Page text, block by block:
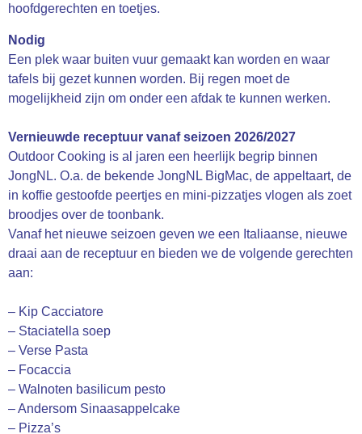
hoofdgerechten en toetjes.
Nodig
Een plek waar buiten vuur gemaakt kan worden en waar
tafels bij gezet kunnen worden. Bij regen moet de
mogelijkheid zijn om onder een afdak te kunnen werken.
Vernieuwde receptuur vanaf seizoen 2026/2027
Outdoor Cooking is al jaren een heerlijk begrip binnen
JongNL. O.a. de bekende JongNL BigMac, de appeltaart, de
in koffie gestoofde peertjes en mini-pizzatjes vlogen als zoet
broodjes over de toonbank.
Vanaf het nieuwe seizoen geven we een Italiaanse, nieuwe
draai aan de receptuur en bieden we de volgende gerechten
aan:
– Kip Cacciatore
– Staciatella soep
– Verse Pasta
– Focaccia
– Walnoten basilicum pesto
– Andersom Sinaasappelcake
– Pizza’s